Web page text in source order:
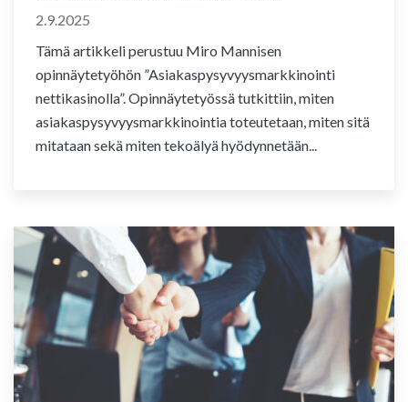
2.9.2025
Tämä artikkeli perustuu Miro Mannisen
opinnäytetyöhön ”Asiakaspysyvyysmarkkinointi
nettikasinolla”. Opinnäytetyössä tutkittiin, miten
asiakaspysyvyysmarkkinointia toteutetaan, miten sitä
mitataan sekä miten tekoälyä hyödynnetään...